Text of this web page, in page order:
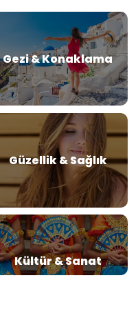
Gezi & Konaklama
Güzellik & Sağlık
Kültür & Sanat